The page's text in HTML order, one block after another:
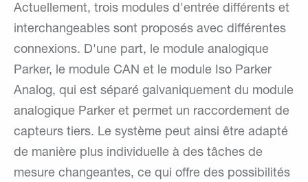
Actuellement, trois modules d'entrée différents et
interchangeables sont proposés avec différentes
connexions. D'une part, le module analogique
Parker, le module CAN et le module Iso Parker
Analog, qui est séparé galvaniquement du module
analogique Parker et permet un raccordement de
capteurs tiers. Le système peut ainsi être adapté
de manière plus individuelle à des tâches de
mesure changeantes, ce qui offre des possibilités